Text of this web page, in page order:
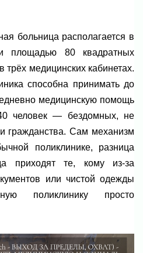
больница располагается в
площадью 80 квадратных
трёх медицинских кабинетах.
способна принимать до
медицинскую помощь
человек — бездомных, не
гражданства. Сам механизм
поликлинике, разница
те, кому из-за
или чистой одежды
поликлинику просто